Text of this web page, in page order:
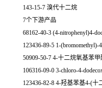
143-15-7 溴代十二烷
7个下游产品
68162-40-3 (4-nitrophenyl)4-
123436-89-5 1-(bromomethyl)-
50909-50-7 4-十二烷氧基苯
106316-09-0 3-chloro-4-
123436-82-8 4-羟基苯基4-(